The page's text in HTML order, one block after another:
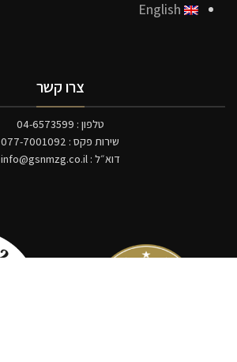
צרו קשר
טלפון : 04-6573599
שירות פקס : 077-7001092
דוא״ל : info@gsnmzg.co.il